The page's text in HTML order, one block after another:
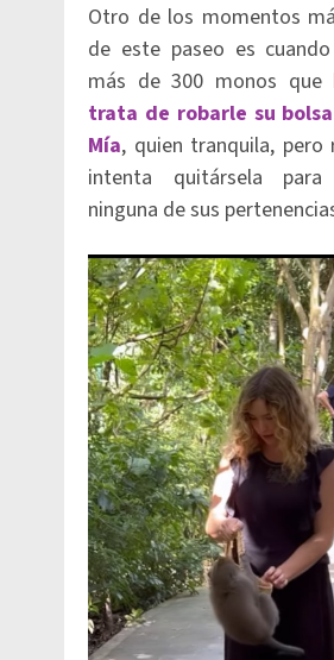
Otro de los momentos
de este paseo es
más de 300 monos que
trata de robarle su
Mía, quien tranquila, pero
intenta quitársela
ninguna de sus